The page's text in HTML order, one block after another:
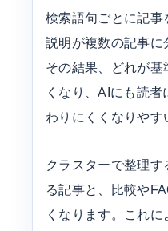
検索語句ごとに記事
説明が複数の記事に
その結果、どれが基
くなり、AIにも読
わりにくくなりやす
クラスターで整理
る記事と、比較や
くなります。これ